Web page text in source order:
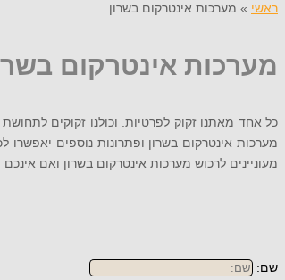
ראשי » מערכות אינטרקום בשרון
מערכות אינטרקום
כל אחד מאתנו זקוק לפרטיות. וכולנו זקוקים
מערכות אינטרקום בשרון ופתרונות נוספים
מעוניינים לרכוש מערכות אינטרקום בשרון ואם אינכם מתפשרים על
שם: